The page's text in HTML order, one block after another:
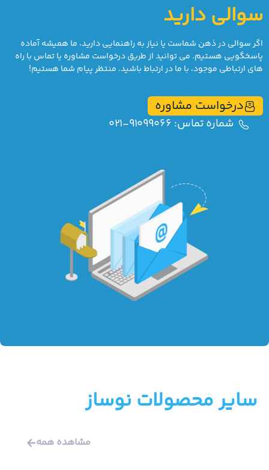
سوالی دارید
اگر سوالی در ذهن شماست یا نیاز به راهنمایی دارید، ما همیشه آماده
پاسخگویی هستیم. می توانید از طریق درخواست مشاوره یا تماس با راه
های ارتباطی موجود، با ما در ارتباط باشید. منتظر پیام شما هستیم!
درخواست مشاوره
شماره تماس: 91099066-021
سایر محصولات نوساز
مشاهده همه